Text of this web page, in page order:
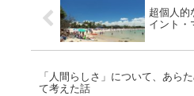
超個人的
イント・
「人間らしさ」について、あら
て考えた話